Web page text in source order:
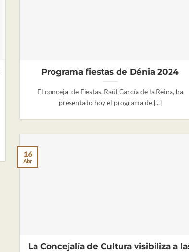
Programa fiestas de Dénia 2024
El concejal de Fiestas, Raúl García de la Reina, ha
presentado hoy el programa de [...]
La Concejalía de Cultura visibiliza a
16
Abr